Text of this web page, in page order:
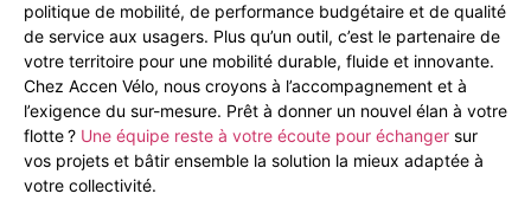
politique de mobilité, de performance budgétaire et de qualité
de service aux usagers. Plus qu’un outil, c’est le partenaire de
votre territoire pour une mobilité durable, fluide et innovante.
Chez Accen Vélo, nous croyons à l’accompagnement et à
l’exigence du sur-mesure. Prêt à donner un nouvel élan à votre
flotte ? Une équipe reste à votre écoute pour échanger sur
vos projets et bâtir ensemble la solution la mieux adaptée à
votre collectivité.